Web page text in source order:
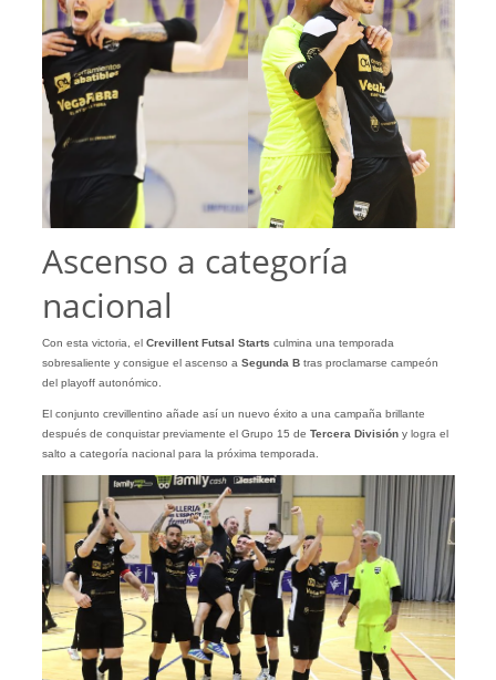
Ascenso a categoría
nacional
Con esta victoria, elCrevillent Futsal Starts culmina una temporada
sobresaliente y consigue el ascenso a Segunda B tras proclamarse campeón
del playoff autonómico.
El conjunto crevillentino añade así un nuevo éxito a una campaña brillante
después de conquistar previamente el Grupo 15 de Tercera Divisióny logra el
salto a categoría nacional para la próxima temporada.